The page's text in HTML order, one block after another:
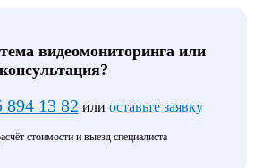
видеомониторинга или
консультация?
894 13 82 или оставьте заявку
стоимости и выезд специалиста